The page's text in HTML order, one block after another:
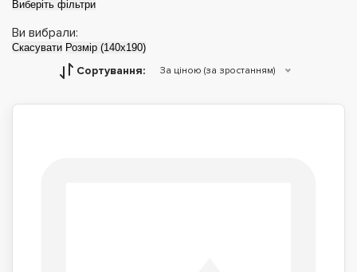
Виберіть фільтри
Ви вибрали:
Скасувати Розмір (140x190)
Сортування: За ціною (за зростанням)